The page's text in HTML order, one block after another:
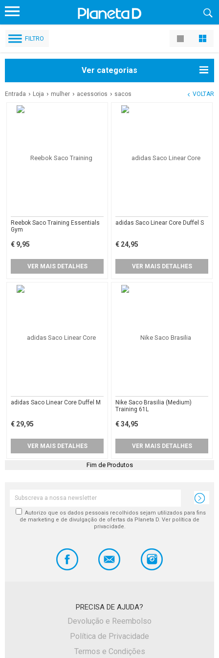
Ver categorias
FILTRO
Entrada Loja mulher acessorios sacos VOLTAR
Reebok Saco Training Essentials
Gym
€ 9,95
VER MAIS DETALHES
adidas Saco Linear Core Duffel S
€ 24,95
VER MAIS DETALHES
adidas Saco Linear Core Duffel M
€ 29,95
VER MAIS DETALHES
Nike Saco Brasilia (Medium)
Training 61L
€ 34,95
VER MAIS DETALHES
Fim de Produtos
Autorizo que os dados pessoais recolhidos sejam utilizados para fins
de marketing e de divulgação de ofertas da Planeta D. Ver política de
privacidade.
PRECISA DE AJUDA?
Devolução e Reembolso
Política de Privacidade
Termos e Condições